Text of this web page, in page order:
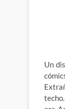
Un